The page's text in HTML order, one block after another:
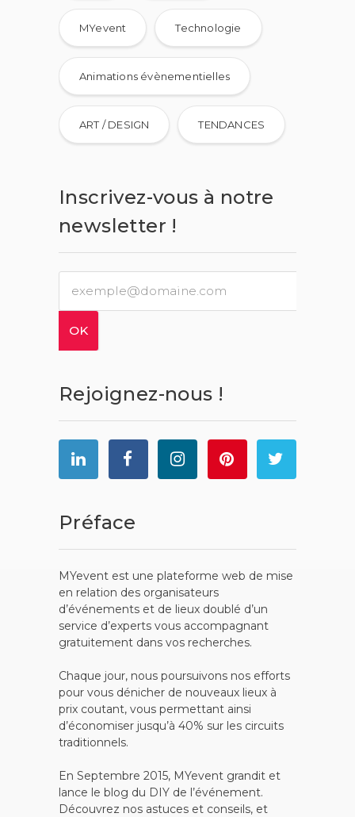
MYevent Technologie
Animations évènementielles
ART / DESIGN TENDANCES
Inscrivez-vous à notre
newsletter !
Rejoignez-nous !
Préface
MYevent est une plateforme web de mise
en relation des organisateurs
d’événements et de lieux doublé d’un
service d’experts vous accompagnant
gratuitement dans vos recherches.
Chaque jour, nous poursuivons nos efforts
pour vous dénicher de nouveaux lieux à
prix coutant, vous permettant ainsi
d’économiser jusqu’à 40% sur les circuits
traditionnels.
En Septembre 2015, MYevent grandit et
lance le blog du DIY de l’événement.
Découvrez nos astuces et conseils, et